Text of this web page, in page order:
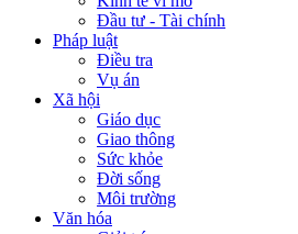
Đầu tư - Tài chính
Pháp luật
Điều tra
Vụ án
Xã hội
Giáo dục
Giao thông
Sức khỏe
Đời sống
Môi trường
Văn hóa